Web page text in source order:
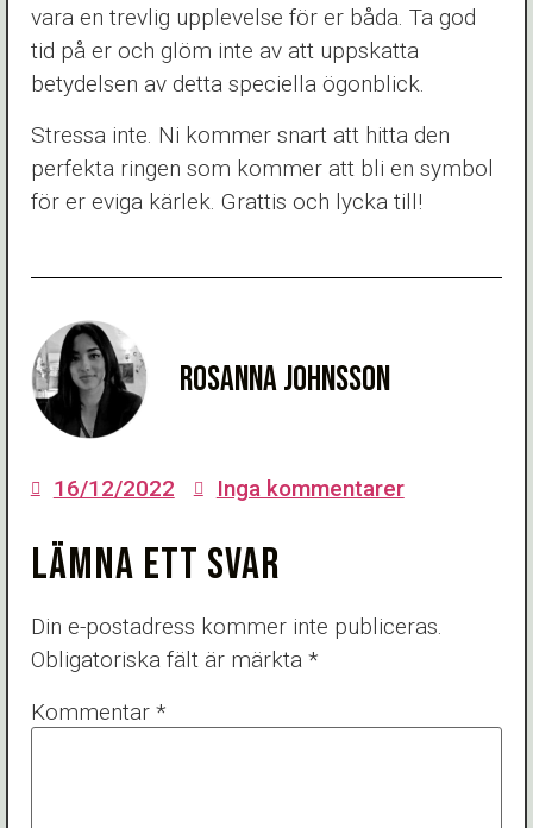
vara en trevlig upplevelse för er båda. Ta god
tid på er och glöm inte av att uppskatta
betydelsen av detta speciella ögonblick.
Stressa inte. Ni kommer snart att hitta den
perfekta ringen som kommer att bli en symbol
för er eviga kärlek. Grattis och lycka till!
Rosanna Johnsson
16/12/2022 Inga kommentarer
LÄMNA ETT SVAR
Din e-postadress kommer inte publiceras.
Obligatoriska fält är märkta *
Kommentar *